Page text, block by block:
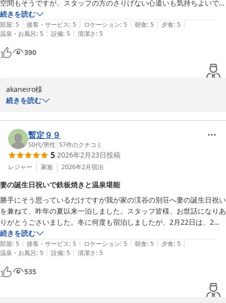
鬼怒川金谷ホテル
2026-07-30
空間もそうですが、スタッフの方のさりげない心遣いも気持ちよいで
す。
浴衣とは別にパジャマがあるのが嬉しい。
食事は美味しいごはんが食べたいと宿泊を決めた甲斐あって大変美味し
かった。
メインはシチューからステーキに変更してもらいました。
とろけるようなお肉で美味しかったけど、年齢的に良い牛肉やソースが
重く感じるようになっているので他の選択肢も増えると嬉しいです。
朝食は今回和食をお願いしました。
前回頂いたパンのおいしさも忘れられず、駅前でロイヤルブレッドを購
続きを読む
部屋: 5 | 接客・サービス: 5 | ロケーション: 5 | 朝食: 5 | 夕食: 5 |
温泉・お風呂: 5 | 設備: 5 | 清潔さ: 5
390
akaneiro様
この度は、鬼怒川金谷ホテルへご再訪いただき誠にありがとうござ
当館でのご滞在をストレスなく快適にお過ごしいただけましたよう
で何よりでございます。
お食事やスタッフのおもてなしなどお褒めのお言葉をいただき、誠
にありがとうございます。
また、メイン料理につきまして頂戴したご意見は、スタッフ間で共
ぜひまた四季折々の旬の味覚と、鬼怒川渓谷の景色をお愉しみに、
またご来館いただけますことをスタッフ一同心よりお待ち申し上げ
ます。
ご投稿ありがとうございました。
鬼怒川金谷ホテル
2026-05-09
続きを読む
暫定９９
50代/男性 | 57件のクチコミ
5 2026年2月23日投稿
レジャー 家族 2026年2月宿泊
妻の誕生日祝いで鉄板焼きと温泉堪能
勝手にそう思っているだけですが我が家の渓谷の別荘へ妻の誕生日祝い
を兼ねて、昨年の夏以来一泊しました。スタッフ皆様、お世話になりあ
りがとうごさいました。冬に何度も宿泊しましたが、2月22日は、2月
とは思えない暖かい日でした。
今回はビューバスの和洋スイートにお泊まりさせていただきました。掘
り炬燵風の座卓、ロックキングチェアー、お部屋の温泉、どれも大変使
いやすく寛げました。テラス側に寝室がセッティングされた部屋は初め
続きを読む
部屋: 5 | 接客・サービス: 5 | ロケーション: 5 | 朝食: 5 | 夕食: 5 |
温泉・お風呂: 5 | 設備: 5 | 清潔さ: 5
535